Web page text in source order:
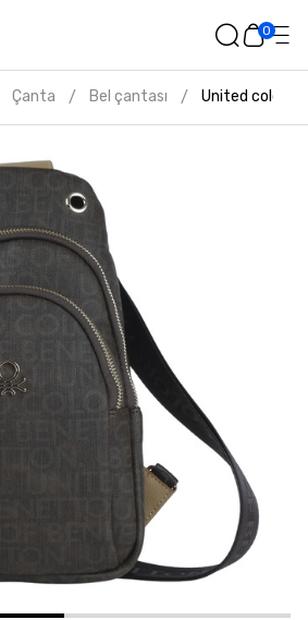
0
Çanta / Bel çantası / United colors